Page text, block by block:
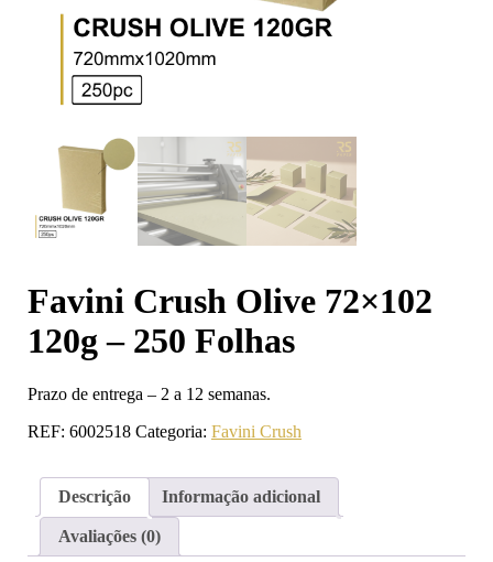
Favini Crush Olive 72×102
120g – 250 Folhas
Prazo de entrega – 2 a 12 semanas.
REF: 6002518 Categoria: Favini Crush
Descrição Informação adicional
Avaliações (0)